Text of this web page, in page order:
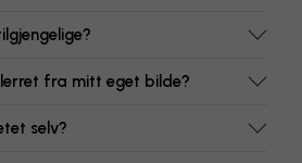
fra mitt eget bilde?
selv?